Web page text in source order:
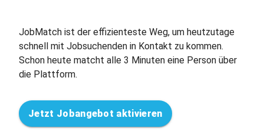
JobMatch ist der effizienteste Weg, um heutzutage
schnell mit Jobsuchenden in Kontakt zu kommen.
Schon heute matcht alle 3 Minuten eine Person über
die Plattform.
Jetzt Jobangebot aktivieren